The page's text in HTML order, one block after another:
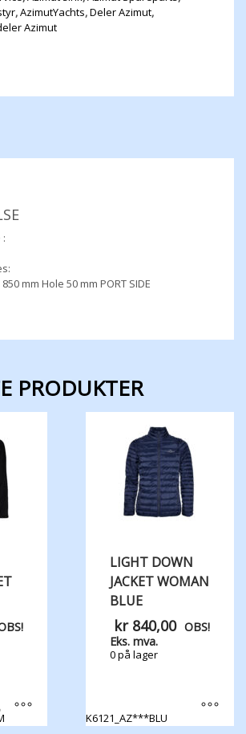
,AzimutYachts,Deler Azimut,
Azimut
mm Hole 50 mm PORT SIDE
PRODUKTER
LIGHT DOWN
JACKET WOMAN
BLUE
kr840,00 OBS!
Eks. mva.
0 på lager
K6121_AZ***BLU